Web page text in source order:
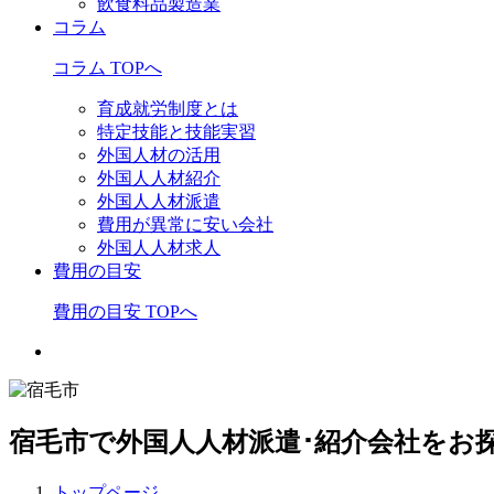
飲食料品製造業
コラム
コラム TOPへ
育成就労制度とは
特定技能と技能実習
外国人材の活用
外国人人材紹介
外国人人材派遣
費用が異常に安い会社
外国人人材求人
費用の目安
費用の目安 TOPへ
宿毛市で外国人人材派遣･紹介会社をお